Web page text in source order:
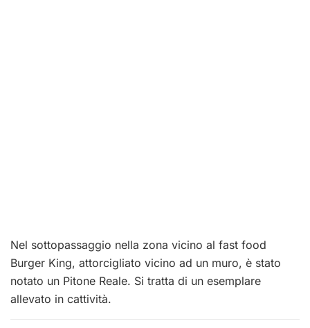
Nel sottopassaggio nella zona vicino al fast food
Burger King, attorcigliato vicino ad un muro, è stato
notato un Pitone Reale. Si tratta di un esemplare
allevato in cattività.